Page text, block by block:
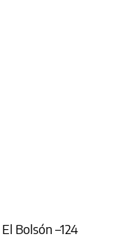
Bolsón –124